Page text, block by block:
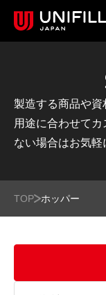
製造する商品や資
用途に合わせて
ない場合はお気軽
TOP ホッパー